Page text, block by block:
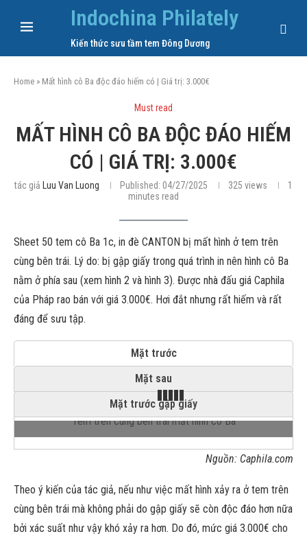
Indochina Philately
Kiến thức sưu tầm tem Đông Dương
Home » Mất hình cô Ba độc đáo hiếm có | Giá trị: 3.000€
Must read
MẤT HÌNH CÔ BA ĐỘC ĐÁO HIẾM
CÓ | GIÁ TRỊ: 3.000€
tác giả Luu Van Luong Published: 04/27/2025 325 views
1
minutes read
Sheet 50 tem cô Ba 1c, in đè CANTON bị mất hình ở tem trên
cùng bên trái. Lý do: bị gập giấy trong quá trình in nên hình cô Ba
nằm ở phía sau (xem hình 2 và hình 3). Được nhà đấu giá Caphila
của Pháp rao bán với giá 3.000€. Hơi đắt nhưng rất hiếm và rất
đáng để sưu tập.
Mặt trước
Mặt sau
Mặt trước gập giấy
Tem trên cùng bên trái mất hình cô Ba
Nguồn: Caphila.com
Theo ý kiến của tác giả, nếu như việc mất hình xảy ra ở tem trên
cùng bên trái mà không phải do gập giấy sẽ còn độc đáo hơn nữa
bởi xác suất như vậy khó xảy ra hơn. Do đó, mức giá 3.000€ cho